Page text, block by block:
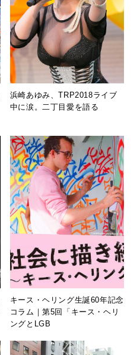
浜崎あゆみ、TRP2018ライブ
中に涙。二丁目愛を語る
キース・ヘリング生誕60年記念
コラム｜第5回「キース・ヘリ
ングとLGB